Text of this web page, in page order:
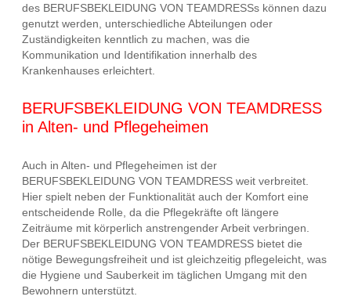
des BERUFSBEKLEIDUNG VON TEAMDRESSs können dazu
genutzt werden, unterschiedliche Abteilungen oder
Zuständigkeiten kenntlich zu machen, was die
Kommunikation und Identifikation innerhalb des
Krankenhauses erleichtert.
BERUFSBEKLEIDUNG VON TEAMDRESS
in Alten- und Pflegeheimen
Auch in Alten- und Pflegeheimen ist der
BERUFSBEKLEIDUNG VON TEAMDRESS weit verbreitet.
Hier spielt neben der Funktionalität auch der Komfort eine
entscheidende Rolle, da die Pflegekräfte oft längere
Zeiträume mit körperlich anstrengender Arbeit verbringen.
Der BERUFSBEKLEIDUNG VON TEAMDRESS bietet die
nötige Bewegungsfreiheit und ist gleichzeitig pflegeleicht, was
die Hygiene und Sauberkeit im täglichen Umgang mit den
Bewohnern unterstützt.